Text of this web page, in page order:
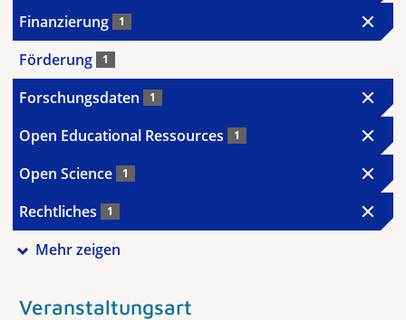
Finanzierung 1
Förderung 1
Forschungsdaten 1
Open Educational Ressources 1
Open Science 1
Rechtliches 1
Mehr zeigen
Veranstaltungsart